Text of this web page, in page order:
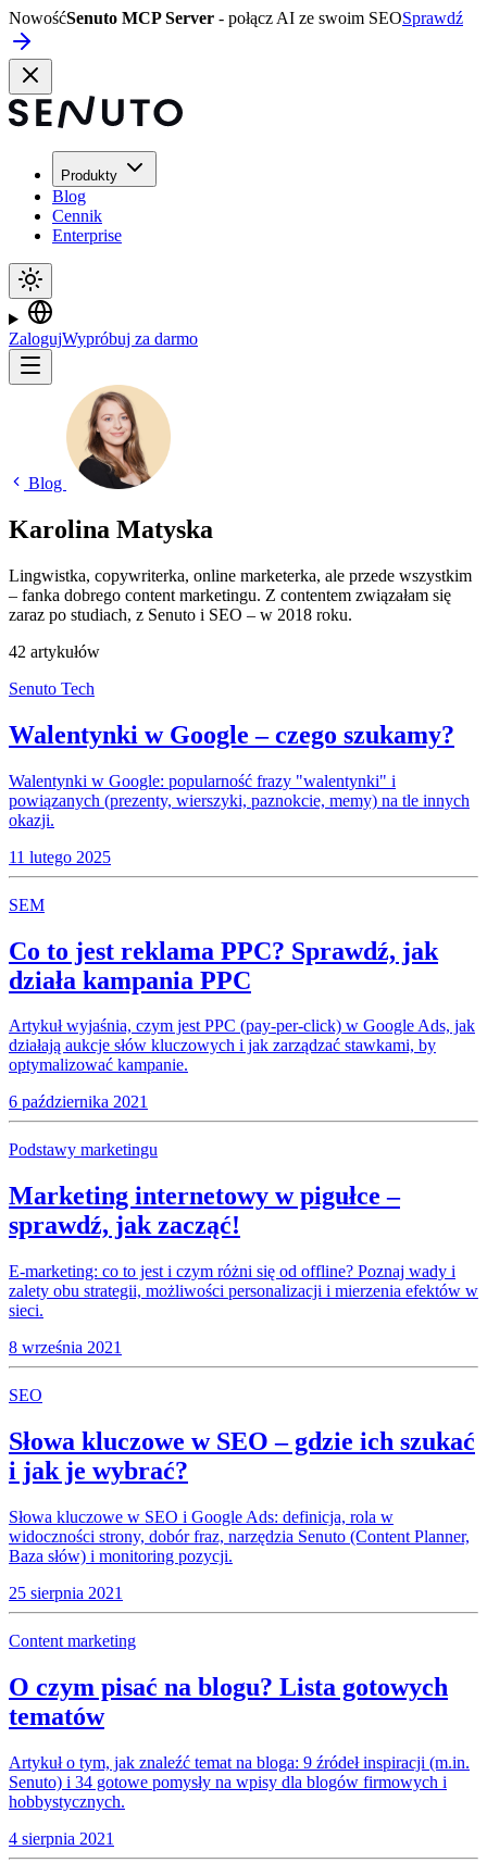
NowośćSenuto MCP Server - połącz AI ze swoim SEOSprawdź
Produkty
Blog
Cennik
Enterprise
ZalogujWypróbuj za darmo
Blog
Karolina Matyska
Lingwistka, copywriterka, online marketerka, ale przede wszystkim
– fanka dobrego content marketingu. Z contentem związałam się
zaraz po studiach, z Senuto i SEO – w 2018 roku.
42 artykułów
Senuto Tech
Walentynki w Google – czego szukamy?
Walentynki w Google: popularność frazy "walentynki" i
powiązanych (prezenty, wierszyki, paznokcie, memy) na tle innych
okazji.
11 lutego 2025
SEM
Co to jest reklama PPC? Sprawdź, jak
działa kampania PPC
Artykuł wyjaśnia, czym jest PPC (pay-per-click) w Google Ads, jak
działają aukcje słów kluczowych i jak zarządzać stawkami, by
optymalizować kampanie.
6 października 2021
Podstawy marketingu
Marketing internetowy w pigułce –
sprawdź, jak zacząć!
E-marketing: co to jest i czym różni się od offline? Poznaj wady i
zalety obu strategii, możliwości personalizacji i mierzenia efektów w
sieci.
8 września 2021
SEO
Słowa kluczowe w SEO – gdzie ich szukać
i jak je wybrać?
Słowa kluczowe w SEO i Google Ads: definicja, rola w
widoczności strony, dobór fraz, narzędzia Senuto (Content Planner,
Baza słów) i monitoring pozycji.
25 sierpnia 2021
Content marketing
O czym pisać na blogu? Lista gotowych
tematów
Artykuł o tym, jak znaleźć temat na bloga: 9 źródeł inspiracji (m.in.
Senuto) i 34 gotowe pomysły na wpisy dla blogów firmowych i
hobbystycznych.
4 sierpnia 2021